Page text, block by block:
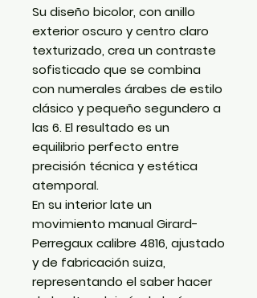
Su diseño bicolor, con anillo
exterior oscuro y centro claro
texturizado, crea un contraste
sofisticado que se combina
con numerales árabes de estilo
clásico y pequeño segundero a
las 6. El resultado es un
equilibrio perfecto entre
precisión técnica y estética
atemporal.
En su interior late un
movimiento manual Girard-
Perregaux calibre 4816, ajustado
y de fabricación suiza,
representando el saber hacer